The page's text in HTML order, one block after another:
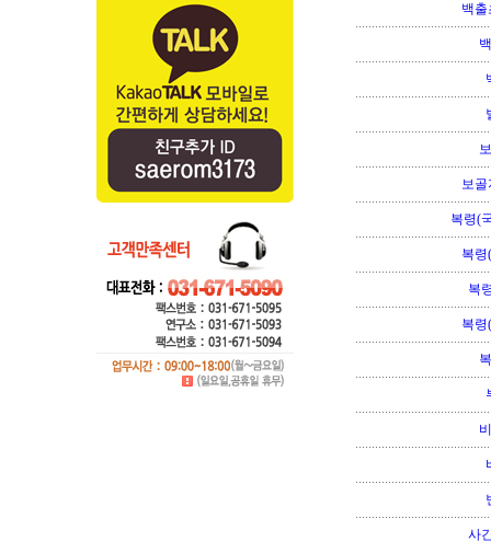
백
보골
복령(
복령
복
복령
사